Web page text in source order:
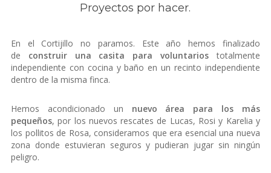
Proyectos por hacer.
En el Cortijillo no paramos. Este año hemos finalizado
de construir una casita para voluntariostotalmente
independiente con cocina y baño en un recinto independiente
dentro de la misma finca.
Hemos acondicionado un nuevo área para los más
pequeños, por los nuevos rescates de Lucas, Rosi y Karelia y
los pollitos de Rosa, consideramos que era esencial una nueva
zona donde estuvieran seguros y pudieran jugar sin ningún
peligro.